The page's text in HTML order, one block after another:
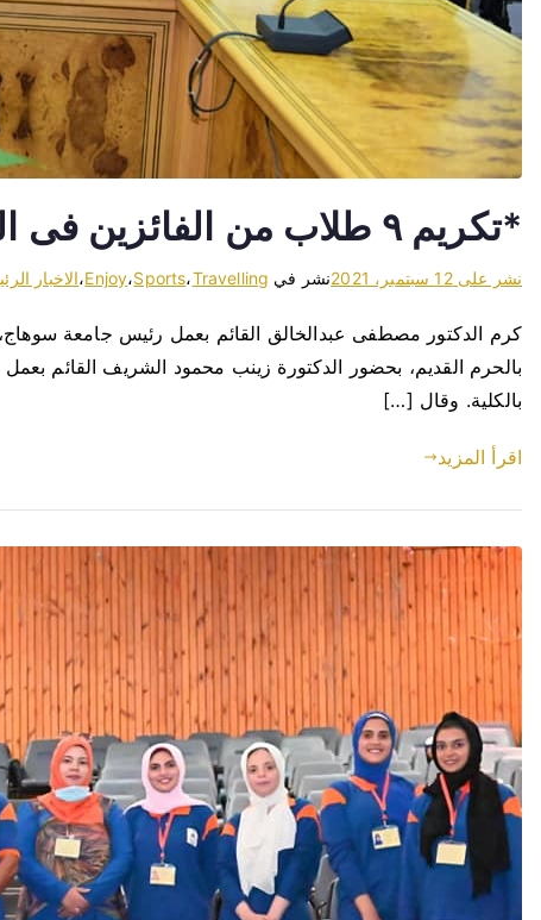
*تكريم ٩ طلاب من الفائزين فى المسابقة الفنية بكلية التربية النوعية بسوهاج*
نشر على12 سبتمبر، 2021 نشر في Enjoy،Sports،Travelling ،الاخبار
كرم الدكتور مصطفى عبدالخالق القائم بعمل رئيس جامعة سوهاج،
بالحرم القديم، بحضور الدكتورة زينب محمود الشريف القائم
بالكلية. وقال […]
اقرأ المزيد